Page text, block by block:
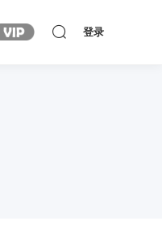
登录